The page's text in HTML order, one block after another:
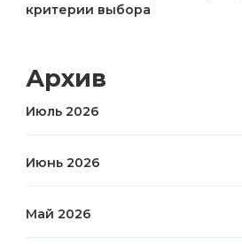
критерии выбора
Архив
Июль 2026
Июнь 2026
Май 2026